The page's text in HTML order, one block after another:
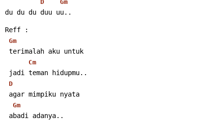
D Gm
du du du duu uu..
Reff :
Gm
terimalah aku untuk
Cm
jadi teman hidupmu..
D
agar mimpiku nyata
Gm
abadi adanya..